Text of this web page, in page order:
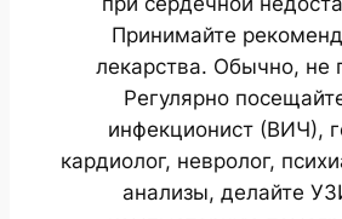
Принимайте
лекарства. Обычно, не
Регулярно
инфекционист (ВИЧ),
кардиолог, невролог,
анализы, делайте